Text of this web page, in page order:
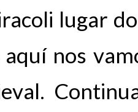
lugar
aquí nos